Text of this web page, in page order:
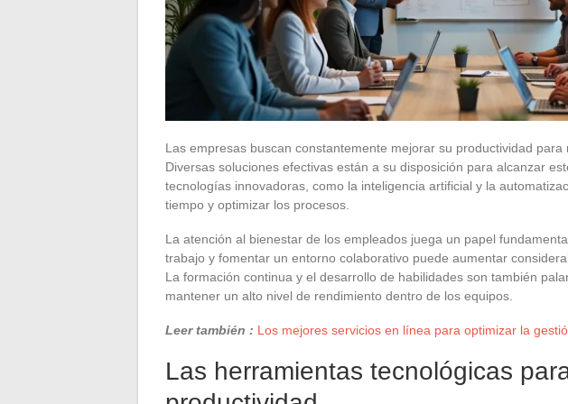
Las empresas buscan constantemente mejorar su productividad para
Diversas soluciones efectivas están a su disposición para alcanzar
tecnologías innovadoras, como la inteligencia artificial y la
tiempo y optimizar los procesos.
La atención al bienestar de los empleados juega un papel
trabajo y fomentar un entorno colaborativo puede aumentar
La formación continua y el desarrollo de habilidades son también
mantener un alto nivel de rendimiento dentro de los equipos.
Leer también : Los mejores servicios en línea para optimizar la
Las herramientas tecnológicas